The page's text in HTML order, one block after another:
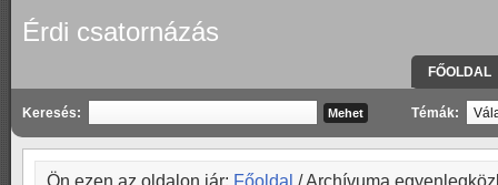
Érdi csatornázás
FŐOLDAL
Keresés: Témák:
Ön ezen az oldalon jár: Főoldal / Archívuma